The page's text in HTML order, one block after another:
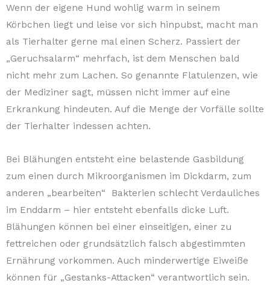
Wenn der eigene Hund wohlig warm in seinem
Körbchen liegt und leise vor sich hinpubst, macht man
als Tierhalter gerne mal einen Scherz. Passiert der
„Geruchsalarm“ mehrfach, ist dem Menschen bald
nicht mehr zum Lachen. So genannte Flatulenzen, wie
der Mediziner sagt, müssen nicht immer auf eine
Erkrankung hindeuten. Auf die Menge der Vorfälle sollte
der Tierhalter indessen achten.
Bei Blähungen entsteht eine belastende Gasbildung
zum einen durch Mikroorganismen im Dickdarm, zum
anderen „bearbeiten“ Bakterien schlecht Verdauliches
im Enddarm – hier entsteht ebenfalls dicke Luft.
Blähungen können bei einer einseitigen, einer zu
fettreichen oder grundsätzlich falsch abgestimmten
Ernährung vorkommen. Auch minderwertige Eiweiße
können für „Gestanks-Attacken“ verantwortlich sein.